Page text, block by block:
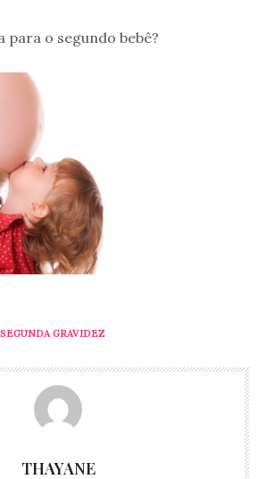
para o segundo bebê?
SEGUNDA GRAVIDEZ
THAYANE